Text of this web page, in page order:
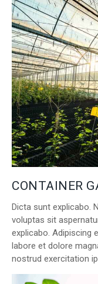
CONTAINER
Dicta sunt explicabo.
voluptas sit
explicabo. Adipiscing
labore et dolore
nostrud exercitation